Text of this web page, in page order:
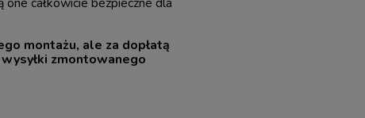
montażu, ale za dopłatą
zmontowanego